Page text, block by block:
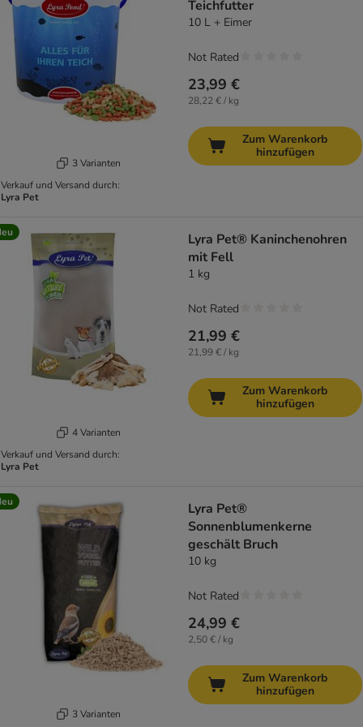
3 Varianten
Verkauf und Versand durch:
Lyra Pet
Teichfutter
10 L + Eimer
23,99 €
28,22 € / kg
Not Rated
Zum Warenkorb
hinzufügen
4 Varianten
Verkauf und Versand durch:
Lyra Pet
Lyra Pet® Kaninchenohren
mit Fell
1 kg
21,99 €
21,99 € / kg
Not Rated
Zum Warenkorb
hinzufügen
3 Varianten
Lyra Pet®
Sonnenblumenkerne
geschält Bruch
10 kg
24,99 €
2,50 € / kg
Not Rated
Zum Warenkorb
hinzufügen